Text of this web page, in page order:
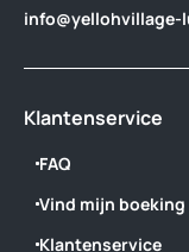
Klantenservice
FAQ
Vind mijn boeking
Klantenservice